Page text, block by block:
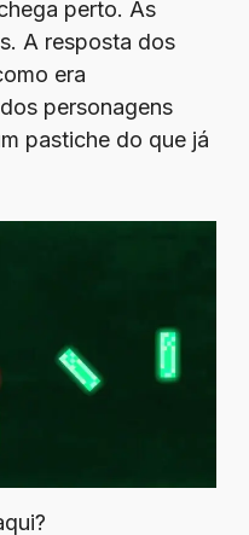
perto. As
A resposta dos
era
personagens
pastiche do que já